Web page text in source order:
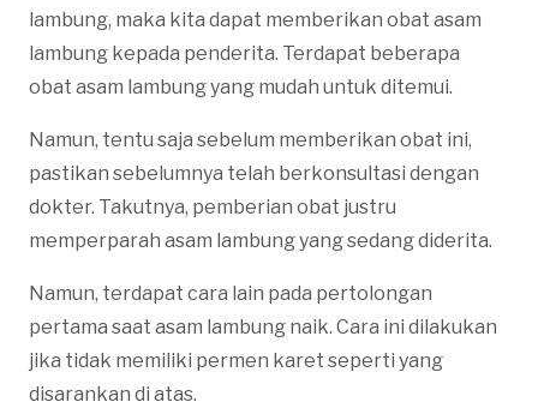
lambung, maka kita dapat memberikan obat asam
lambung kepada penderita. Terdapat beberapa
obat asam lambung yang mudah untuk ditemui.
Namun, tentu saja sebelum memberikan obat ini,
pastikan sebelumnya telah berkonsultasi dengan
dokter. Takutnya, pemberian obat justru
memperparah asam lambung yang sedang diderita.
Namun, terdapat cara lain pada pertolongan
pertama saat asam lambung naik. Cara ini dilakukan
jika tidak memiliki permen karet seperti yang
disarankan di atas.